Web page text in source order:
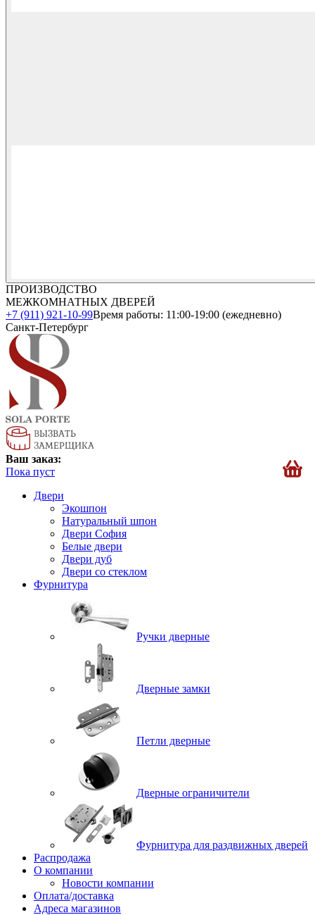
ПРОИЗВОДСТВО
МЕЖКОМНАТНЫХ ДВЕРЕЙ
+7 (911) 921-10-99Время работы: 11:00-19:00 (ежедневно)
Санкт-Петербург
Ваш заказ:
Пока пуст
Двери
Экошпон
Натуральный шпон
Двери София
Белые двери
Двери дуб
Двери со стеклом
Фурнитура
Ручки дверные
Дверные замки
Петли дверные
Дверные ограничители
Фурнитура для раздвижных дверей
Распродажа
О компании
Новости компании
Оплата/доставка
Адреса магазинов